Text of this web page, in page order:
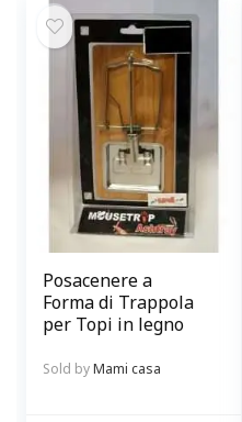
Posacenere a
Forma di Trappola
per Topi in legno
Sold byMami casa